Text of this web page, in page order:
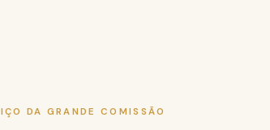
DA GRANDE COMISSÃO